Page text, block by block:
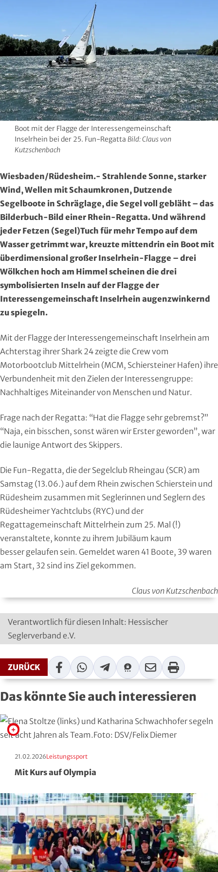
Boot mit der Flagge der Interessengemeinschaft
Inselrhein bei der 25. Fun-Regatta Bild: Claus von
Kutzschenbach
Wiesbaden/Rüdesheim.- Strahlende Sonne, starker
Wind, Wellen mit Schaumkronen, Dutzende
Segelboote in Schräglage, die Segel voll gebläht – das
Bilderbuch-Bild einer Rhein-Regatta. Und während
jeder Fetzen (Segel)Tuch für mehr Tempo auf dem
Wasser getrimmt war, kreuzte mittendrin ein Boot mit
überdimensional großer Inselrhein-Flagge – drei
Wölkchen hoch am Himmel scheinen die drei
symbolisierten Inseln auf der Flagge der
Interessengemeinschaft Inselrhein augenzwinkernd
zu spiegeln.
Mit der Flagge der Interessengemeinschaft Inselrhein am
Achterstag ihrer Shark 24 zeigte die Crew vom
Motorbootclub Mittelrhein (MCM, Schiersteiner Hafen) ihre
Verbundenheit mit den Zielen der Interessengruppe:
Nachhaltiges Miteinander von Menschen und Natur.
Frage nach der Regatta: “Hat die Flagge sehr gebremst?”
“Naja, ein bisschen, sonst wären wir Erster geworden”, war
die launige Antwort des Skippers.
Die Fun-Regatta, die der Segelclub Rheingau (SCR) am
Samstag (13.06.) auf dem Rhein zwischen Schierstein und
Rüdesheim zusammen mit Seglerinnen und Seglern des
Rüdesheimer Yachtclubs (RYC) und der
Regattagemeinschaft Mittelrhein zum 25. Mal (!)
veranstaltete, konnte zu ihrem Jubiläum kaum
besser gelaufen sein. Gemeldet waren 41 Boote, 39 waren
am Start, 32 sind ins Ziel gekommen.
Claus von Kutzschenbach
Verantwortlich für diesen Inhalt: Hessischer
Seglerverband e.V.
ZURÜCK FacebookWhatsAppTelegramThreema
Mail Print
Das könnte Sie auch interessieren
Erscheinungstag:
21.02.2026
Kategorie: Leistungssport
Mit Kurs auf Olympia
Lahn-Dill
Limburg-Weilburg
Main-Kinzig und Stadt Hanau
Main-Taunus
Marburg-Biedenkopf
Odenwald
Offenbach
Region Kassel
Rheingau-Taunus
Schwalm-Eder
Vogelsberg
Werra-Meißner
Wiesbaden
Behinderten- und Rehabilitations-Sport
Billard
Bob- und Schlittensport
Boxen
Cheerleading und Cheerperformance
Cricket
Dart
DAV
Eishockey
Eissport
Fechten
Frisbeesport
Gehörlosen Sport
Golf
Handball
Ju-Jutsu
Judo
Karate
Kegeln und Bowling
Leichtathletik
Luftsport
Moderner Fünfkampf
Pferdesport
Pétanque
Radsport
Rasenkraft- und Tauzieh-Sport
Ringen
Dt. Olympische Gesellschaft
Hochschulsport
Kneipp-Bund Hessen
Naturfreunde Hessen
RKB Solidarität
Special Olympics
Sportklinik Frankfurt
Sportärzteverband